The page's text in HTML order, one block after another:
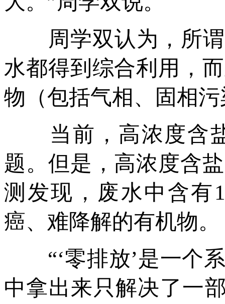
周学双认为，所谓“
水都得到综合利用，
物（包括气相、固相
当前，高浓度含盐
题。但是，高浓度含
测发现，废水中含有
癌、难降解的有机物。
“‘零排放’是一个系
中拿出来只解决了一